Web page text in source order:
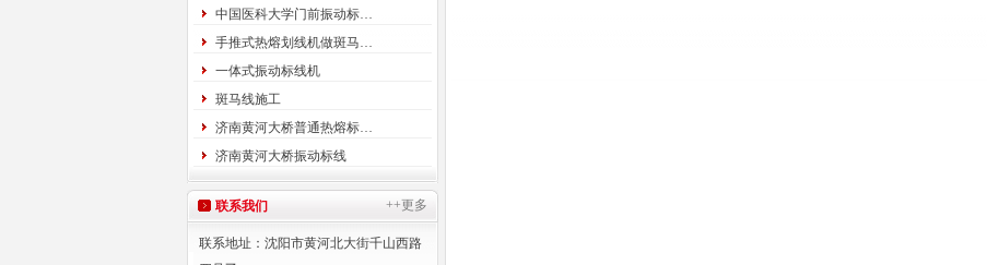
中国医科大学门前振动标…
手推式热熔划线机做斑马…
一体式振动标线机
斑马线施工
济南黄河大桥普通热熔标…
济南黄河大桥振动标线
联系我们 ++更多
联系地址：沈阳市黄河北大街千山西路